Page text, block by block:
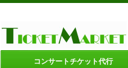
コンサートチケット代行